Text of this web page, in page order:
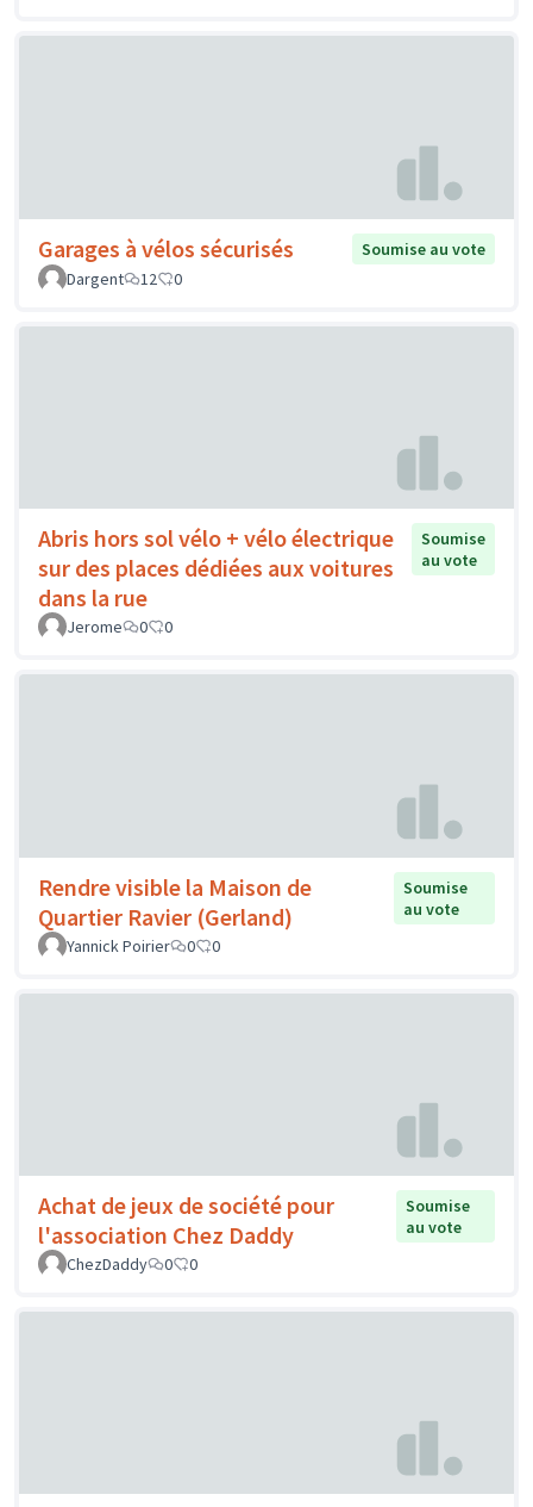
Garages à vélos sécurisés
Soumise au vote
Dargent
12 0
Abris hors sol vélo + vélo électrique
sur des places dédiées aux voitures
dans la rue
Soumise
au vote
Jerome 0 0
Rendre visible la Maison de
Quartier Ravier (Gerland)
Soumise
au vote
Yannick Poirier
0 0
Achat de jeux de société pour
l'association Chez Daddy
Soumise
au vote
ChezDaddy
0 0